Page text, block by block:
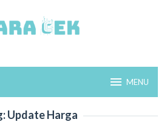
MENU
Update Harga